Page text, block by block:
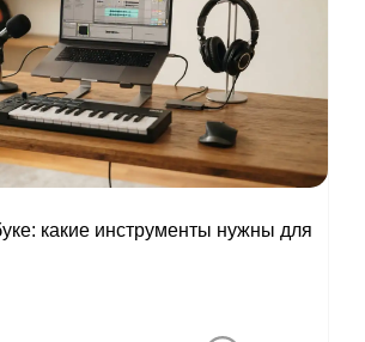
какие инструменты нужны для